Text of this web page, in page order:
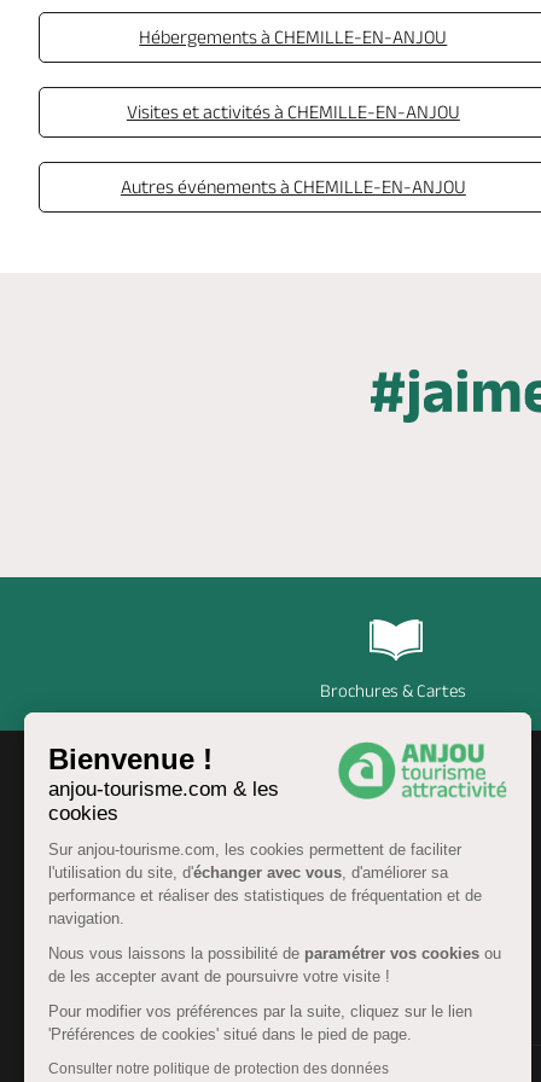
Bienvenue !
anjou-tourisme.com & les
cookies
Sur anjou-tourisme.com, les cookies permettent de faciliter
l'utilisation du site, d'échanger avec vous, d'améliorer sa
performance et réaliser des statistiques de fréquentation et de
navigation.
Nous vous laissons la possibilité de paramétrer vos cookies ou
de les accepter avant de poursuivre votre visite !
Pour modifier vos préférences par la suite, cliquez sur le lien
'Préférences de cookies' situé dans le pied de page.
Consulter notre politique de protection des données
Hébergements à CHEMILLE-EN-ANJOU
Visites et activités à CHEMILLE-EN-ANJOU
Autres événements à CHEMILLE-EN-ANJOU
Brochures & Cartes